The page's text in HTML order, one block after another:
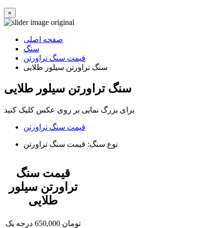
×
صفحه اصلی
سنگ
قیمت سنگ تراورتن
سنگ تراورتن سیلور طلایی
سنگ تراورتن سیلور طلایی
برای بزرگ نمایی بر روی عکس کلیک کنید
قیمت سنگ تراورتن
نوع سنگ: قیمت سنگ تراورتن
قیمت سنگ
تراورتن سیلور
طلایی
درجه یک 650,000 تومان